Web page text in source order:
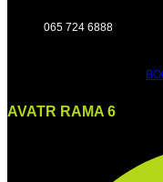
065 724 6888
AVATR RAMA 6